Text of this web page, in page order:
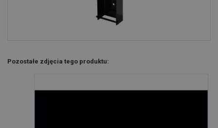
Pozostałe zdjęcia tego produktu: